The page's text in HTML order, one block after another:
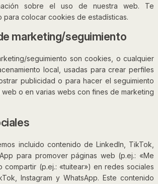
sobre el uso de nuestra web. Te
para colocar cookies de estadísticas.
marketing/seguimiento
seguimiento son cookies, o cualquier
local, usadas para crear perfiles
publicidad o para hacer el seguimiento
o en varias webs con fines de marketing
incluido contenido de LinkedIn, TikTok,
para promover páginas web (p.ej.: «Me
compartir (p.ej.: «tuitear») en redes sociales
Instagram y WhatsApp. Este contenido